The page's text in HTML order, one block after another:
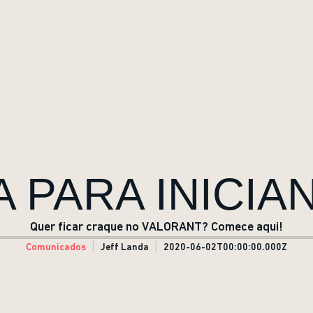
PARA
Quer ficar craque no VALORANT? Comece aqui!
Comunicados Jeff Landa 2020-06-02T00:00:00.000Z